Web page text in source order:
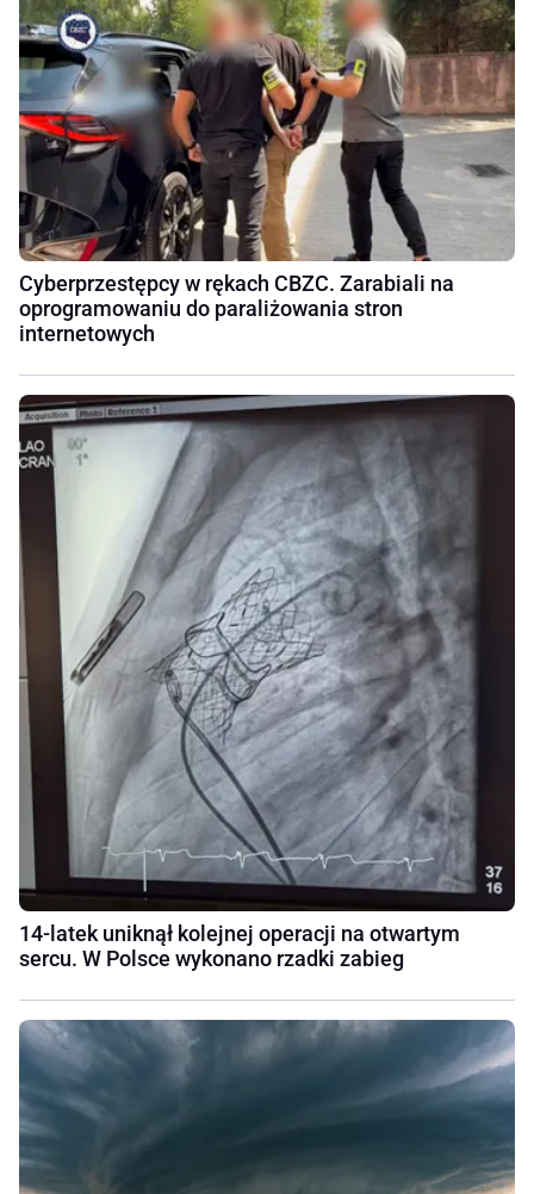
Cyberprzestępcy w rękach CBZC. Zarabiali na
oprogramowaniu do paraliżowania stron
internetowych
14-latek uniknął kolejnej operacji na otwartym
sercu. W Polsce wykonano rzadki zabieg